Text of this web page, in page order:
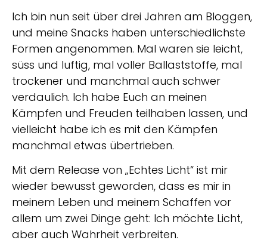
Ich bin nun seit über drei Jahren am Bloggen,
und meine Snacks haben unterschiedlichste
Formen angenommen. Mal waren sie leicht,
süss und luftig, mal voller Ballaststoffe, mal
trockener und manchmal auch schwer
verdaulich. Ich habe Euch an meinen
Kämpfen und Freuden teilhaben lassen, und
vielleicht habe ich es mit den Kämpfen
manchmal etwas übertrieben.
Mit dem Release von „Echtes Licht“ ist mir
wieder bewusst geworden, dass es mir in
meinem Leben und meinem Schaffen vor
allem um zwei Dinge geht: Ich möchte Licht,
aber auch Wahrheit verbreiten.